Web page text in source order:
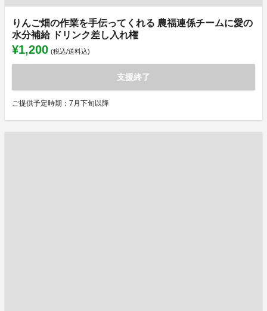
りんご畑の作業を手伝ってくれる 農福連係チームに愛の
水分補給 ドリンク差し入れ権
¥1,200 (税込/送料込)
支援終了
ご提供予定時期：7月下旬以降